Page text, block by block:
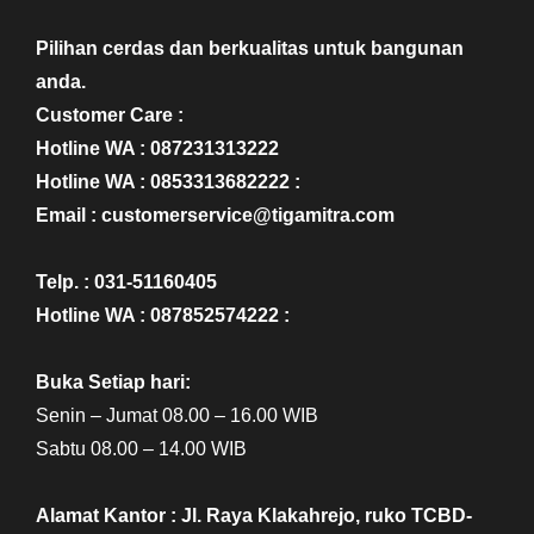
Pilihan cerdas dan berkualitas untuk bangunan
anda.
Customer Care :
Hotline WA : 087231313222
Hotline WA : 0853313682222 :
Email : customerservice@tigamitra.com
Telp. : 031-51160405
Hotline WA : 087852574222 :
Buka Setiap hari:
Senin – Jumat 08.00 – 16.00 WIB
Sabtu 08.00 – 14.00 WIB
Alamat Kantor : Jl. Raya Klakahrejo, ruko TCBD-